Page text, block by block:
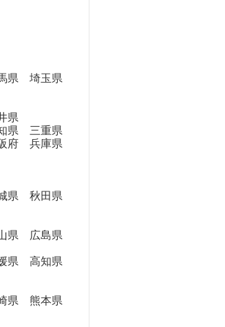
県 埼玉県
県
県 三重県
府 兵庫県
県 秋田県
県 広島県
県 高知県
県 熊本県